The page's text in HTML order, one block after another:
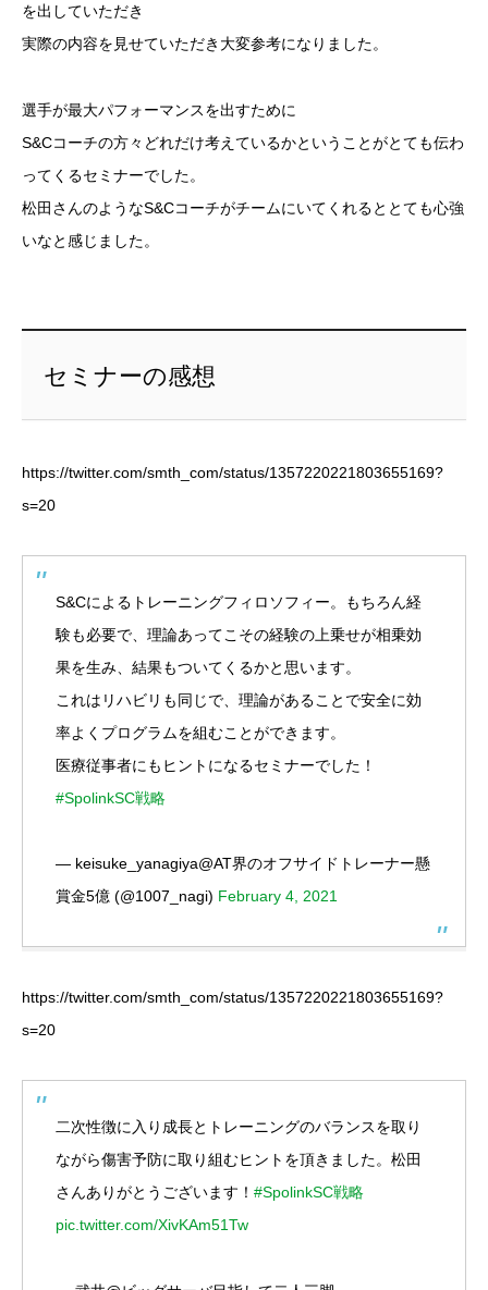
を出していただき
実際の内容を見せていただき大変参考になりました。
選手が最大パフォーマンスを出すために
S&Cコーチの方々どれだけ考えているかということがとても伝わ
ってくるセミナーでした。
松田さんのようなS&Cコーチがチームにいてくれるととても心強
いなと感じました。
セミナーの感想
https://twitter.com/smth_com/status/1357220221803655169?
s=20
S&Cによるトレーニングフィロソフィー。もちろん経
験も必要で、理論あってこその経験の上乗せが相乗効
果を生み、結果もついてくるかと思います。
これはリハビリも同じで、理論があることで安全に効
率よくプログラムを組むことができます。
医療従事者にもヒントになるセミナーでした！
#SpolinkSC戦略
— keisuke_yanagiya@AT界のオフサイドトレーナー懸
賞金5億 (@1007_nagi) February 4, 2021
https://twitter.com/smth_com/status/1357220221803655169?
s=20
二次性徴に入り成長とトレーニングのバランスを取り
ながら傷害予防に取り組むヒントを頂きました。松田
さんありがとうございます！ #SpolinkSC戦略
pic.twitter.com/XivKAm51Tw